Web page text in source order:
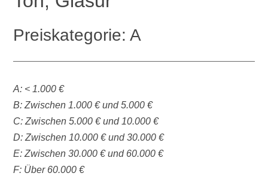
Preiskategorie: A
A: < 1.000 €
B: Zwischen 1.000 € und 5.000 €
C: Zwischen 5.000 € und 10.000 €
D: Zwischen 10.000 € und 30.000 €
E: Zwischen 30.000 € und 60.000 €
F: Über 60.000 €